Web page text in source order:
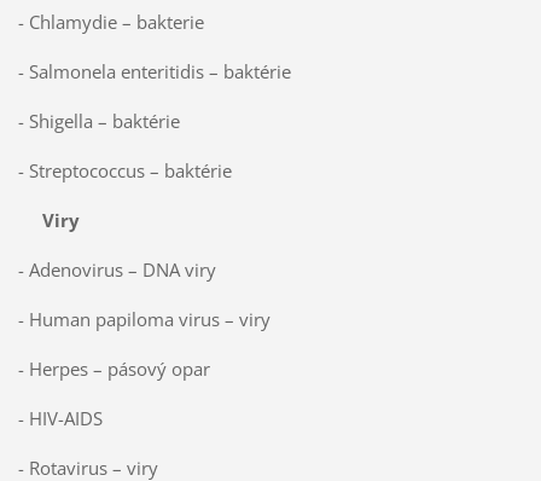
- Chlamydie – bakterie
- Salmonela enteritidis – baktérie
- Shigella – baktérie
- Streptococcus – baktérie
Viry
- Adenovirus – DNA viry
- Human papiloma virus – viry
- Herpes – pásový opar
- HIV-AIDS
- Rotavirus – viry